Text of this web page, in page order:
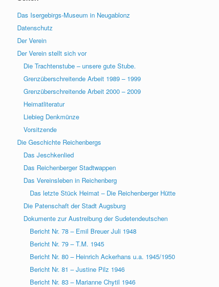
Das Isergebirgs-Museum in Neugablonz
Datenschutz
Der Verein
Der Verein stellt sich vor
Die Trachtenstube – unsere gute Stube.
Grenzüberschreitende Arbeit 1989 – 1999
Grenzüberschreitende Arbeit 2000 – 2009
Heimatliteratur
Liebieg Denkmünze
Vorsitzende
Die Geschichte Reichenbergs
Das Jeschkenlied
Das Reichenberger Stadtwappen
Das Vereinsleben in Reichenberg
Das letzte Stück Heimat – Die Reichenberger Hütte
Die Patenschaft der Stadt Augsburg
Dokumente zur Austreibung der Sudetendeutschen
Bericht Nr. 78 – Emil Breuer Juli 1948
Bericht Nr. 79 – T.M. 1945
Bericht Nr. 80 – Heinrich Ackerhans u.a. 1945/1950
Bericht Nr. 81 – Justine Pilz 1946
Bericht Nr. 83 – Marianne Chytil 1946